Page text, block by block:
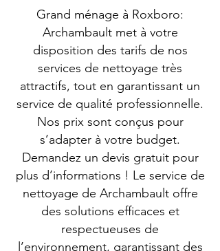
Grand ménage à Roxboro:
Archambault met à votre
disposition des tarifs de nos
services de nettoyage très
attractifs, tout en garantissant un
service de qualité professionnelle.
Nos prix sont conçus pour
s’adapter à votre budget.
Demandez un devis gratuit pour
plus d’informations ! Le service de
nettoyage de Archambault offre
des solutions efficaces et
respectueuses de
l’environnement, garantissant des